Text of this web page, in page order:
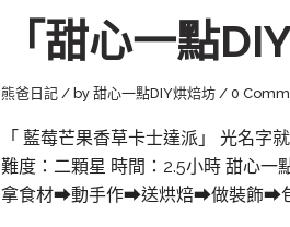
「甜心一點
熊爸日記 by 甜心一點DIY烘焙坊 0
「 藍莓芒果香草卡士達派」 光名
難度：二顆星 時間：2.5小時 甜心
拿食材➡動手作➡送烘焙➡做裝飾➡